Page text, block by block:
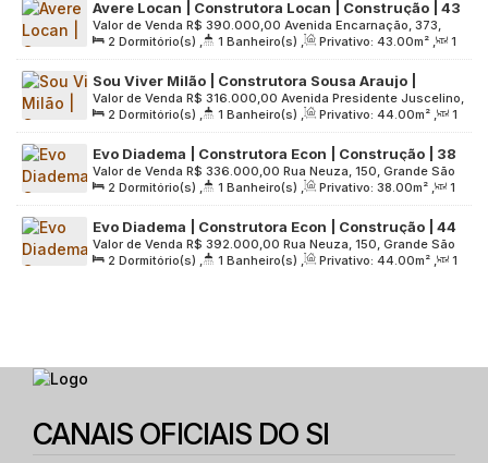
Avere Locan | Construtora Locan | Construção | 43
metros | 02 dormitórios | com varanda | 01 vaga
R$ 390.000,00
Valor de Venda
Avenida Encarnação, 373,
Grande São Paulo, 09960-010, Piraporinha, Diadema, São
Paulo, Brasil
2 Dormitório(s) , 1 Banheiro(s) , Privativo: 43.00m² ,
1
Sala(s) , 1 Vaga(s) , Útil: 43.00m² , Terreno: 2729.00m²
Sou Viver Milão | Construtora Sousa Araujo |
Lançamento | 44 metros | 02 dormitórios | com
varanda | 01 vaga
R$ 316.000,00
Valor de Venda
Avenida Presidente Juscelino,
470, Grande São Paulo, 09950-370, Piraporinha, Diadema,
São Paulo, Brasil
2 Dormitório(s) , 1 Banheiro(s) , Privativo: 44.00m² ,
1
Sala(s) , 1 Vaga(s) , Útil: 44.00m² , Terreno: 4697.00m²
Evo Diadema | Construtora Econ | Construção | 38
metros | 02 dormitórios | varanda | 01 vaga
R$ 336.000,00
Valor de Venda
Rua Neuza, 150, Grande São
Paulo, 09941-420, Canhema, Diadema, São Paulo, Brasil
2 Dormitório(s) , 1 Banheiro(s) , Privativo: 38.00m² ,
1
Sala(s) , 1 Vaga(s) , Útil: 38.00m² , Terreno: 6831.00m²
Evo Diadema | Construtora Econ | Construção | 44
metros | 02 dormitórios | varanda | 01 vaga
R$ 392.000,00
Valor de Venda
Rua Neuza, 150, Grande São
Paulo, 09941-420, Canhema, Diadema, São Paulo, Brasil
2 Dormitório(s) , 1 Banheiro(s) , Privativo: 44.00m² ,
1
CANAIS OFICIAIS DO SI